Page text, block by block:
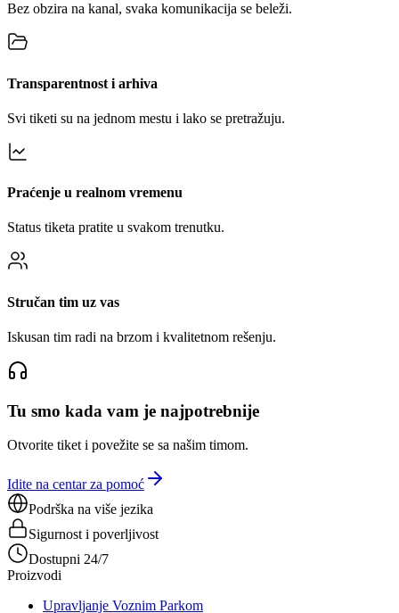
Bez obzira na kanal, svaka komunikacija se beleži.
Transparentnost i arhiva
Svi tiketi su na jednom mestu i lako se pretražuju.
Praćenje u realnom vremenu
Status tiketa pratite u svakom trenutku.
Stručan tim uz vas
Iskusan tim radi na brzom i kvalitetnom rešenju.
Tu smo kada vam je najpotrebnije
Otvorite tiket i povežite se sa našim timom.
Idite na centar za pomoć
Podrška na više jezika
Sigurnost i poverljivost
Dostupni 24/7
Proizvodi
Upravljanje Voznim Parkom